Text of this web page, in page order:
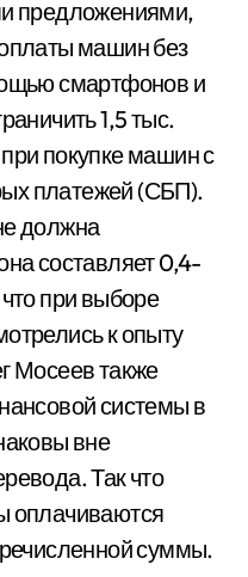
предложениями,
машин без
смартфонов и
1,5 тыс.
покупке машин с
платежей (СБП).
должна
составляет 0,4-
при выборе
к опыту
Мосеев также
системы в
вне
Так что
оплачиваются
суммы.